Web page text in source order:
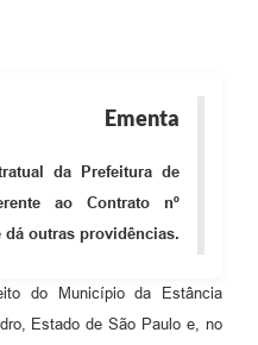
Ementa
da Prefeitura de
ao Contrato nº
dá outras providências.
do Município da Estância
Estado de São Paulo e, no